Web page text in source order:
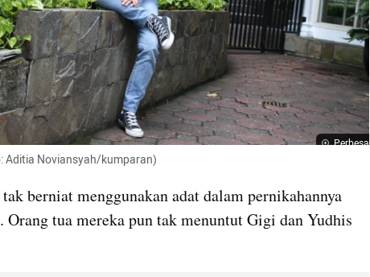
Perbesar
Aditia Noviansyah/kumparan)
berniat menggunakan adat dalam pernikahannya
Orang tua mereka pun tak menuntut Gigi dan Yudhis